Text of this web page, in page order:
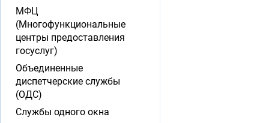
МФЦ
(Многофункциональные
центры предоставления
госуслуг)
Объединенные
диспетчерские службы
(ОДС)
Службы одного окна